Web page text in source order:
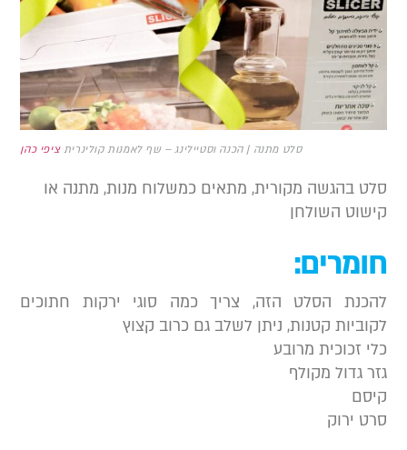
סלט מתנה | הכנה וסטיילינג – שף לאמנות קולינריתציפי כהן
בהגשה מקורית, מתאים כמשלוח מנות, מתנה או
השולחן
הסלט הזה, צריך כמה סוגי ירקות חתוכים
קטנות, ניתן לשלב גם כרוב קצוץ
זכוכית מרובע
גדול מקולף
ירוק